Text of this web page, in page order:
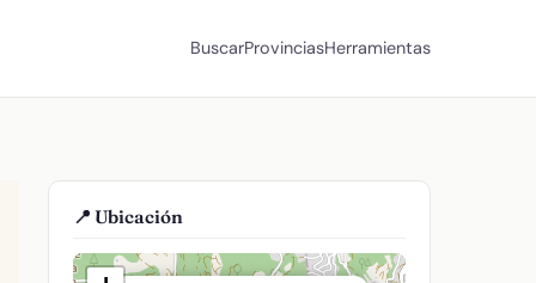
BuscarProvinciasHerramientas
📍 Ubicación